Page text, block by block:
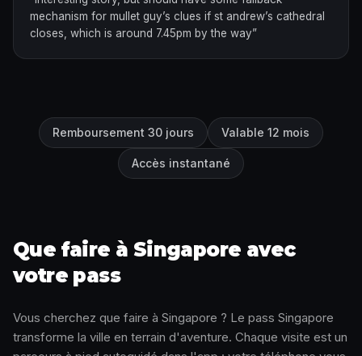
mechanism for mullet guy’s clues if st andrew’s cathedral
closes, which is around 7.45pm by the way”
Remboursement 30 jours Valable 12 mois
Accès instantané
Que faire à Singapore avec
votre pass
Vous cherchez que faire à Singapore ? Le pass Singapore
transforme la ville en terrain d'aventure. Chaque visite est un